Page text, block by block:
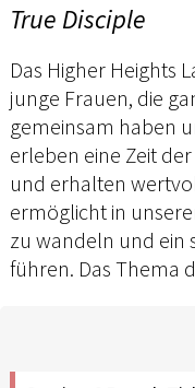
True Disciple
Das Higher Heights
junge Frauen, die
gemeinsam haben
erleben eine Zeit
und erhalten
ermöglicht in
zu wandeln und ein
führen. Das Thema